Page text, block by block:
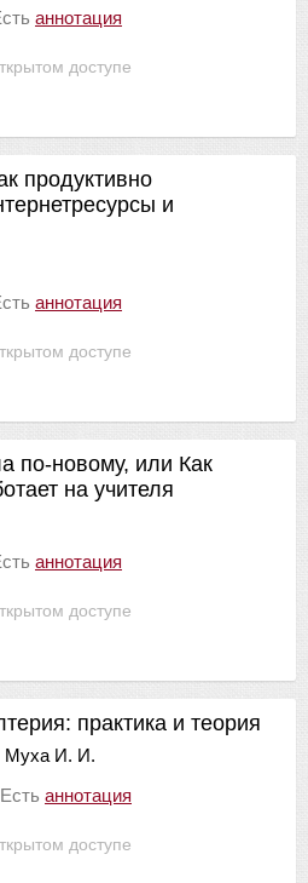
доступе
аннотация
доступе
продуктивно
и
аннотация
доступе
по-новому, или Как
на учителя
аннотация
доступе
практика и теория
Муха И. И.
Есть аннотация